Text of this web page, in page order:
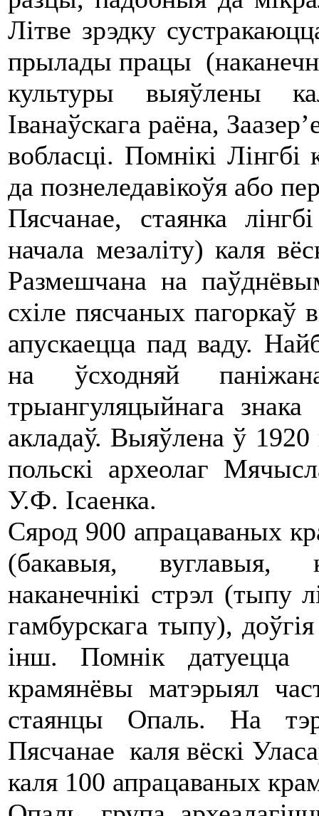
Літве зрэдку
прылады працы
культуры выяўлены
Іванаўскага раёна,
вобласці. Помнікі
да познеледавікоўя або
Пясчанае, стаянка
начала мезаліту) каля
Размешчана на
схіле пясчаных
апускаецца пад ваду.
на ўсходняй
трыангуляцыйнага
акладаў. Выяўлена ў 1920
польскі археолаг
У.Ф. Ісаенка.
Сярод 900 апрацаваных
(бакавыя, вуглавыя,
наканечнікі стрэл (тыпу
гамбурскага тыпу),
інш. Помнік
крамянёвы матэрыял
стаянцы Опаль. На
Пясчанае каля вёскі
каля 100 апрацаваных